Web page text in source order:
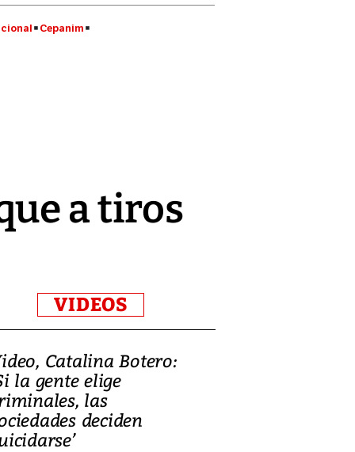
Cepanim
a tiros
VIDEOS
Catalina Botero:
la gente elige
las
deciden